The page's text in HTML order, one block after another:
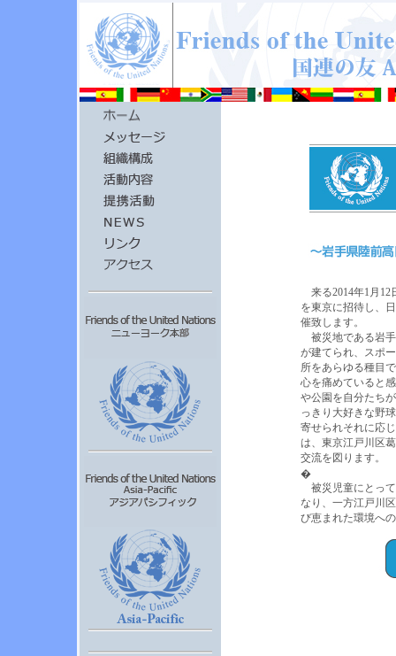
来る2014年1月12
を東京に招待し、
催致します。
被災地である岩
が建てられ、スポ
所をあらゆる種目
心を痛めていると
や公園を自分たち
っきり大好きな野
寄せられそれに応
は、東京江戸川区
交流を図ります。
�
被災児童にとっ
なり、一方江戸川
び恵まれた環境へ